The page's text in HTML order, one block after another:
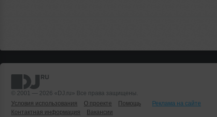
© 2001 — 2026 «DJ.ru» Все права защищены.
Условия использования
О проекте Помощь
Реклама на сайте
Контактная информация
Вакансии